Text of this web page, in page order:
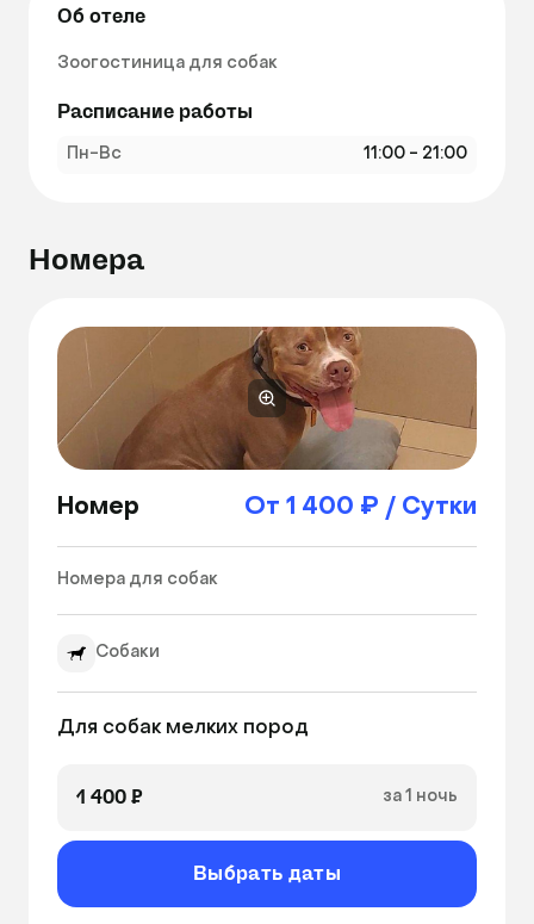
Об отеле
Зоогостиница для собак
Расписание работы
Пн-Вс 11:00 - 21:00
Номера
Номер От 1 400 ₽ / Сутки
Номера для собак
Собаки
Для собак мелких пород
1 400 ₽ за 1 ночь
Выбрать даты